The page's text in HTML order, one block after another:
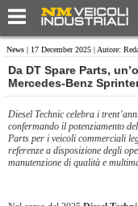
News | 17 December 2025 | Autore:
Da DT Spare Parts,
Mercedes-Benz
Diesel Technic celebra i
confermando il potenziamento
Parts per i veicoli commerciali
referenze a disposizione degli
manutenzione di qualità e